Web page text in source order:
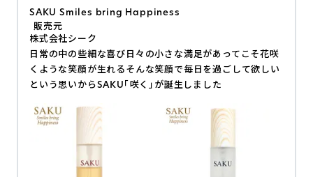
SAKU Smiles bring Happiness
販売元
株式会社シーク
日常の中の些細な喜び日々の小さな満足があってこそ花咲
くような笑顔が生れるそんな笑顔で毎日を過ごして欲しい
という思いからSAKU「咲く」が誕生しました